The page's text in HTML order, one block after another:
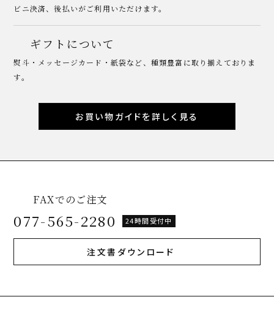
ビニ決済、後払いがご利用いただけます。
ギフトについて
熨斗・メッセージカード・紙袋など、種類豊富に取り揃えておりま
す。
お買い物ガイドを詳しく見る
FAXでのご注文
077-565-2280 24時間受付中
注文書ダウンロード